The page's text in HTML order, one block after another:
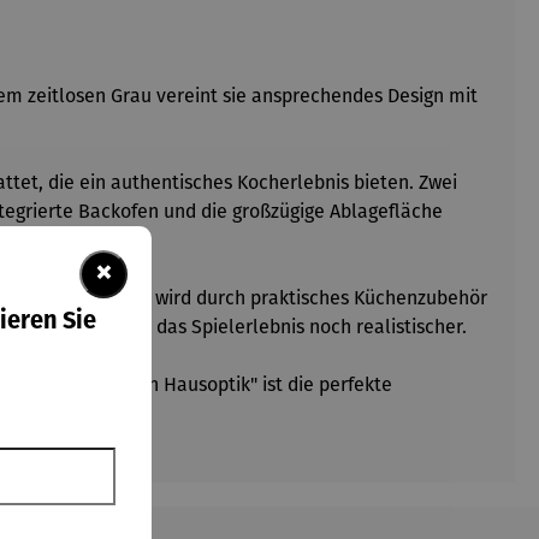
zeitlosen Grau vereint sie ansprechendes Design mit
die ein authentisches Kocherlebnis bieten. Zwei
Backofen und die großzügige Ablagefläche
Die Küche wird durch praktisches Küchenzubehör
machen das Spielerlebnis noch realistischer.
Matschküche in Hausoptik" ist die perfekte
×
Sie